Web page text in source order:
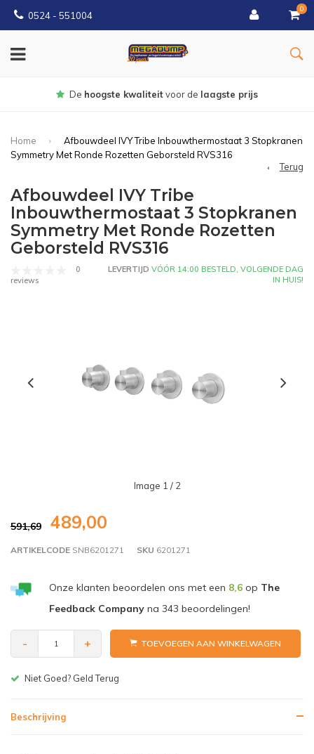
0524 - 551004
0
Gratisbezorgd vanaf €150
Home
Afbouwdeel IVY Tribe Inbouwthermostaat 3 Stopkranen
Symmetry Met Ronde Rozetten Geborsteld RVS316
Terug
Afbouwdeel IVY Tribe
Inbouwthermostaat 3 Stopkranen
Symmetry Met Ronde Rozetten
Geborsteld RVS316
0
reviews
LEVERTIJD VÓÓR 14:00 BESTELD, VOLGENDE DAG
IN HUIS!
Image 1 / 2
591,69 489,00
ARTIKELCODE SNB6201271 SKU 6201271
Onze klanten beoordelen ons met een 8,6op The
Feedback Companyna 343 beoordelingen!
- + TOEVOEGEN AAN WINKELWAGEN
Gratis bezorgen v.a. € 150,-(NL)
Beschrijving